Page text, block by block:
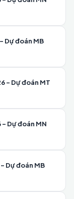
Dự đoán MB
- Dự đoán MT
Dự đoán MN
Dự đoán MB